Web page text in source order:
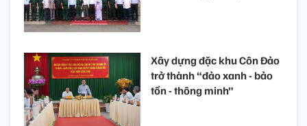
Xây dựng đặc khu Côn Đảo
trở thành “đảo xanh - bảo
tồn - thông minh”